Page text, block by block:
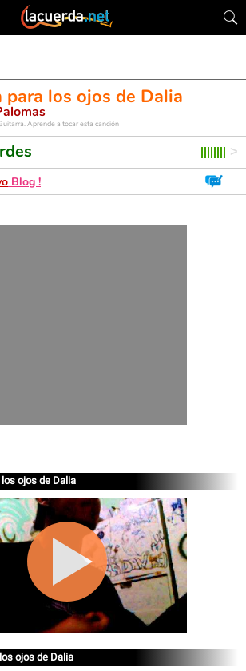
para los ojos de Dalia
Aprende a tocar esta canción
Blog !
ojos de Dalia
ojos de Dalia